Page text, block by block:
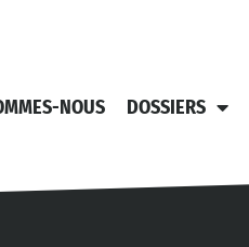
NOUS DOSSIERS